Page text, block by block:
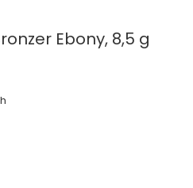
Ebony, 8,5 g